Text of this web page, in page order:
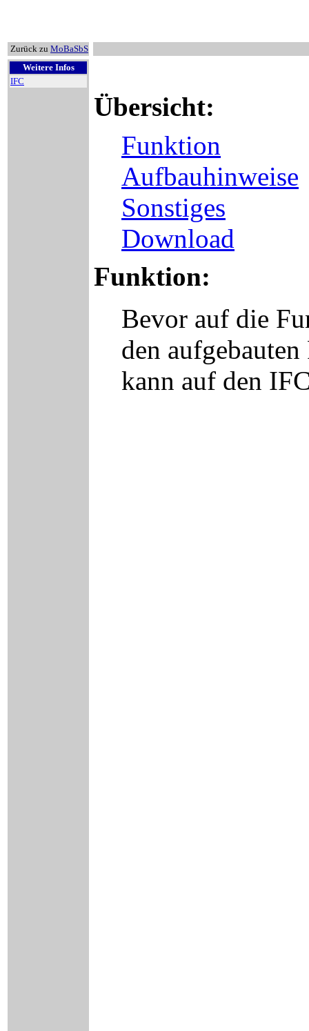
Zurück zu MoBaSbS
Weitere Infos
IFC
Übersicht:
Funktion
Aufbauhinweise
Sonstiges
Download
Funktion:
Bevor auf die
den
kann auf den